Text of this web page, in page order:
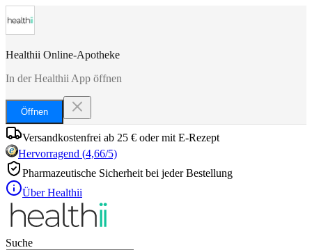
Healthii Online-Apotheke
In der Healthii App öffnen
Öffnen
Versandkostenfrei ab 25 € oder mit E-Rezept
Hervorragend (4,66/5)
Pharmazeutische Sicherheit bei jeder Bestellung
Über Healthii
Suche